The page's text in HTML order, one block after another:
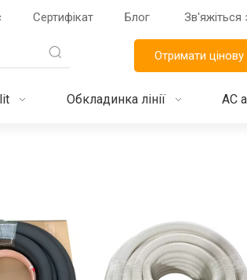
Сертифікат Блог Зв'яжіться
Отримати
Обкладинка лінії AC